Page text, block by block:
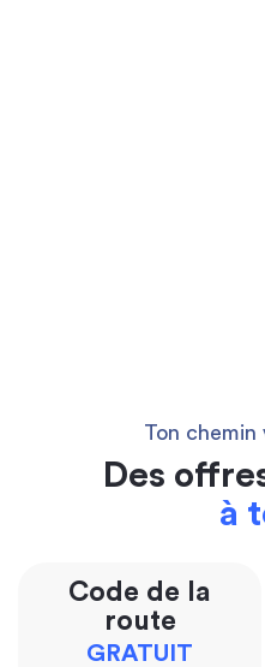
Ton chemin
Des
à
Code de la
route
GRATUIT